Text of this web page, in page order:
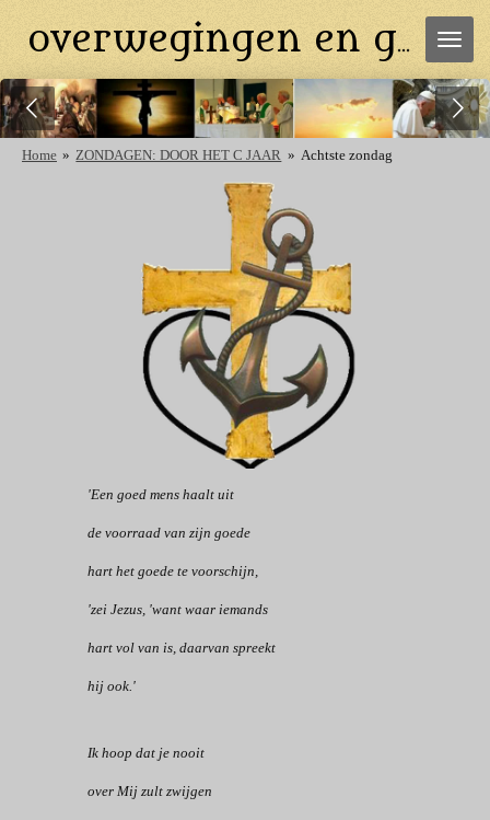
direct
de
hoofdinhoud
overwegingen en gebeden
Home » ZONDAGEN: DOOR HET C JAAR » Achtste zondag
'Een goed mens haalt uit
de voorraad van zijn goede
hart het goede te voorschijn,
'zei Jezus, 'want waar iemands
hart vol van is, daarvan spreekt
hij ook.'
Ik hoop dat je nooit
over Mij zult zwijgen